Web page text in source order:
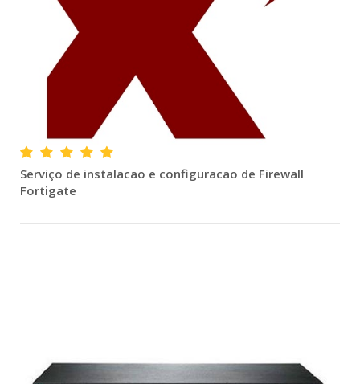
Serviço de instalacao e configuracao de Firewall
Fortigate